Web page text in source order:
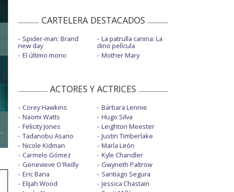
CARTELERA DESTACADOS
Spider-man: Brand
new day
El último mono
La patrulla canina: La
dino película
Mother Mary
ACTORES Y ACTRICES
Corey Hawkins
Naomi Watts
Felicity Jones
Tadanobu Asano
Nicole Kidman
Carmelo Gómez
Genevieve O'Reilly
Eric Bana
Elijah Wood
Bárbara Lennie
Hugo Silva
Leighton Meester
Justin Timberlake
María León
Kyle Chandler
Gwyneth Paltrow
Santiago Segura
Jessica Chastain